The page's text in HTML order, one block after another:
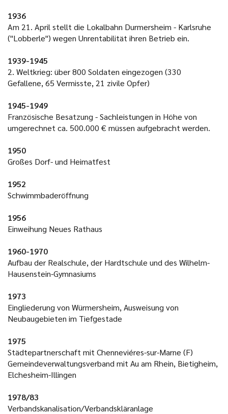
1936
Am 21. April stellt die Lokalbahn Durmersheim - Karlsruhe
("Lobberle") wegen Unrentabilität ihren Betrieb ein.
1939-1945
2. Weltkrieg: über 800 Soldaten eingezogen (330
Gefallene, 65 Vermisste, 21 zivile Opfer)
1945-1949
Französische Besatzung - Sachleistungen in Höhe von
umgerechnet ca. 500.000 € müssen aufgebracht werden.
1950
Großes Dorf- und Heimatfest
1952
Schwimmbaderöffnung
1956
Einweihung Neues Rathaus
1960-1970
Aufbau der Realschule, der Hardtschule und des Wilhelm-
Hausenstein-Gymnasiums
1973
Eingliederung von Würmersheim, Ausweisung von
Neubaugebieten im Tiefgestade
1975
Städtepartnerschaft mit Chenneviéres-sur-Marne (F)
Gemeindeverwaltungsverband mit Au am Rhein, Bietigheim,
Elchesheim-Illingen
1978/83
Verbandskanalisation/Verbandskläranlage